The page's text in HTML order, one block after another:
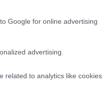
Google for online advertising
advertising.
related to analytics like
oscuro possa
ci spinge a
centro di uno dei
prezzo base di circa
essere influenzato